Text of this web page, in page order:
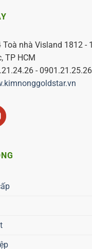
nhà Visland 1812 -
TP HCM
- 0901.21.25.26